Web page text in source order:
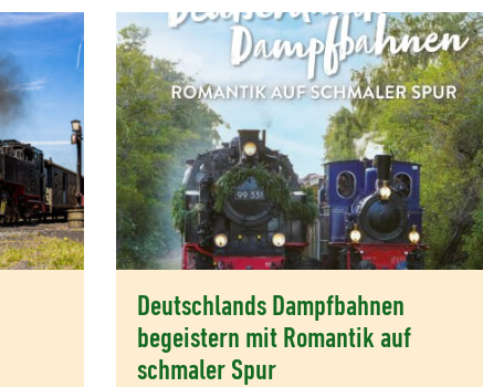
Deutschlands Dampfbahnen
begeistern mit Romantik auf
schmaler Spur